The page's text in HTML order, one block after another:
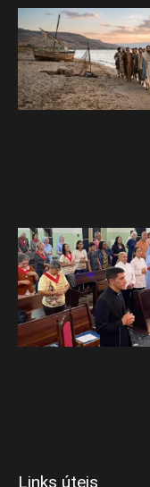
Links úteis